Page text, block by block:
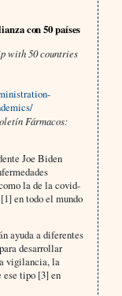
con 50 países
with 50 countries
Fármacos:
Joe Biden
la de la covid-
en todo el mundo
ayuda a diferentes
desarrollar
vigilancia, la
ese tipo [3] en